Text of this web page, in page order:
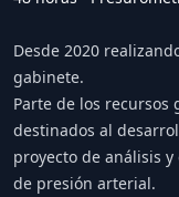
Desde 2020
gabinete.
Parte de los recursos
destinados al
proyecto de análisis
de presión arterial.